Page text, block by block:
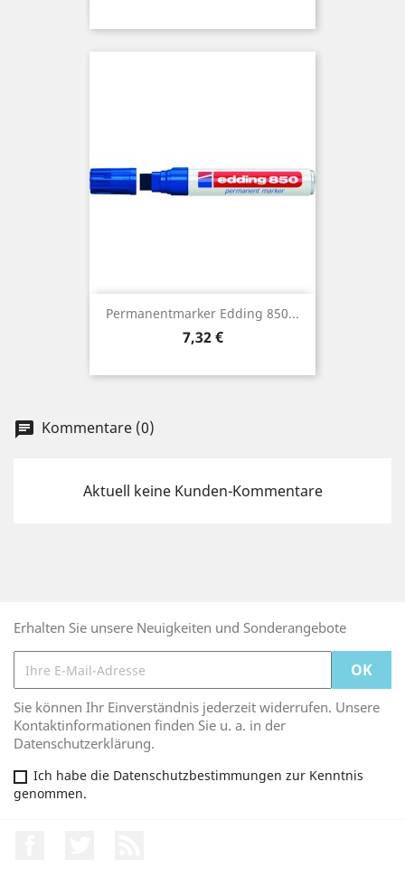
Permanentmarker Edding 850...
Preis
7,32 €
chat Kommentare (0)
Aktuell keine Kunden-Kommentare
Erhalten Sie unsere Neuigkeiten und Sonderangebote
Sie können Ihr Einverständnis jederzeit widerrufen. Unsere
Kontaktinformationen finden Sie u. a. in der
Datenschutzerklärung.
Ich habe die Datenschutzbestimmungen zur Kenntnis
genommen.